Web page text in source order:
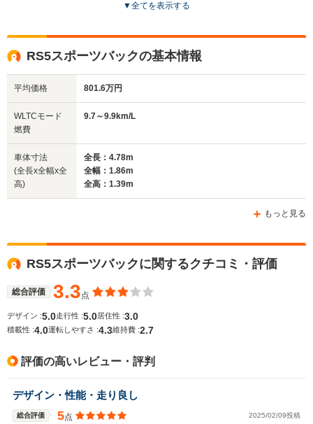
サイズ
(全長x全幅x全高)
WLTCモード
燃費
全高
1.37m
全幅
1.86m
└市街地:6.7～
└郊外:9.9km/L
5ドア
7.6km/L
└市街地:5.0km/L
7.5km/L
▼全てを表示する
RS5スポーツバックの基本情報
平均価格 801.6万円
WLTCモード
燃費
9.7～9.9km/L
車体寸法
(全長x全幅x全
高)
全長：4.78m
全幅：1.86m
全高：1.39m
もっと見る
RS5スポーツバックに関するクチコミ・評価
総合評価 3.3点
デザイン :5.0走行性 :5.0居住性 :3.0
積載性 :4.0運転しやすさ :4.3維持費 :2.7
評価の高いレビュー・評判
デザイン・性能・走り良し
総合評価 5点 2025/02/09投稿